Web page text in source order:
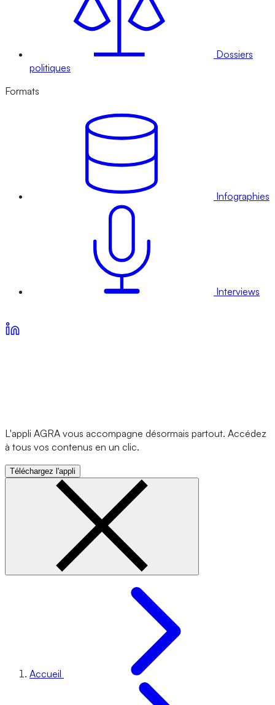
Dossiers
politiques
Formats
Infographies
Interviews
L'appli AGRA vous accompagne désormais partout. Accédez
à tous vos contenus en un clic.
Téléchargez l'appli
Accueil